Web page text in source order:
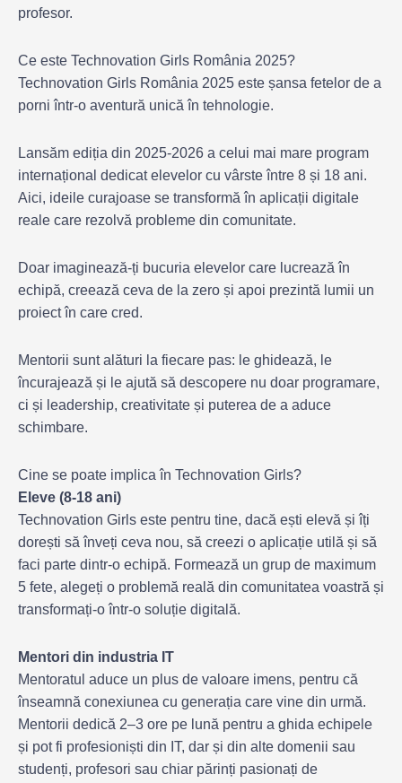
profesor.
Ce este Technovation Girls România 2025?
Technovation Girls România 2025 este șansa fetelor de a
porni într-o aventură unică în tehnologie.
Lansăm ediția din 2025-2026 a celui mai mare program
internațional dedicat elevelor cu vârste între 8 și 18 ani.
Aici, ideile curajoase se transformă în aplicații digitale
reale care rezolvă probleme din comunitate.
Doar imaginează-ți bucuria elevelor care lucrează în
echipă, creează ceva de la zero și apoi prezintă lumii un
proiect în care cred.
Mentorii sunt alături la fiecare pas: le ghidează, le
încurajează și le ajută să descopere nu doar programare,
ci și leadership, creativitate și puterea de a aduce
schimbare.
Cine se poate implica în Technovation Girls?
Eleve (8-18 ani)
Technovation Girls este pentru tine, dacă ești elevă și îți
dorești să înveți ceva nou, să creezi o aplicație utilă și să
faci parte dintr-o echipă. Formează un grup de maximum
5 fete, alegeți o problemă reală din comunitatea voastră și
transformați-o într-o soluție digitală.
Mentori din industria IT
Mentoratul aduce un plus de valoare imens, pentru că
înseamnă conexiunea cu generația care vine din urmă.
Mentorii dedică 2–3 ore pe lună pentru a ghida echipele
și pot fi profesioniști din IT, dar și din alte domenii sau
studenți, profesori sau chiar părinți pasionați de